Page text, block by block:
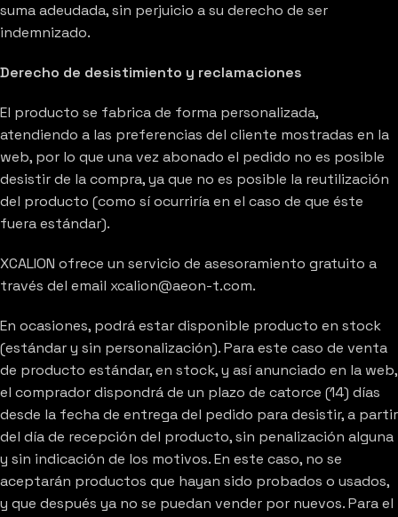
suma adeudada, sin perjuicio a su derecho de ser
indemnizado.
Derecho de desistimiento y reclamaciones
El producto se fabrica de forma personalizada,
atendiendo a las preferencias del cliente mostradas en la
web, por lo que una vez abonado el pedido no es posible
desistir de la compra, ya que no es posible la reutilización
del producto (como sí ocurriría en el caso de que éste
fuera estándar).
XCALION ofrece un servicio de asesoramiento gratuito a
través del email xcalion@aeon-t.com.
En ocasiones, podrá estar disponible producto en stock
(estándar y sin personalización). Para este caso de venta
de producto estándar, en stock, y así anunciado en la web,
el comprador dispondrá de un plazo de catorce (14) días
desde la fecha de entrega del pedido para desistir, a partir
del día de recepción del producto, sin penalización alguna
y sin indicación de los motivos. En este caso, no se
aceptarán productos que hayan sido probados o usados,
y que después ya no se puedan vender por nuevos. Para el